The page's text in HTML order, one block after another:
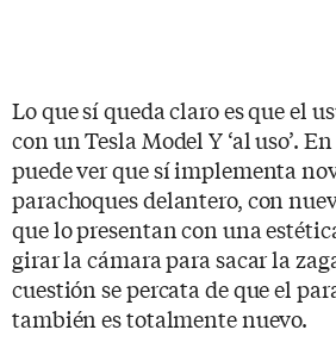
Lo que sí queda claro es que el
con un Tesla Model Y ‘al uso’.
puede ver que sí implementa
parachoques delantero, con
que lo presentan con una
girar la cámara para sacar la
cuestión se percata de que el
también es totalmente nuevo.